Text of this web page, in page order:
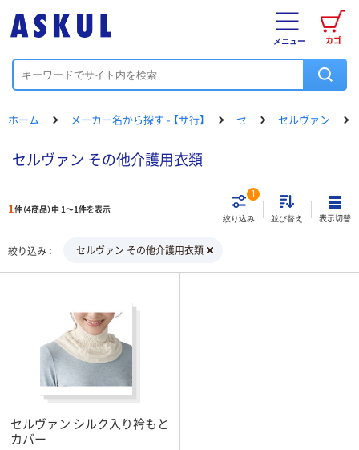
カゴ
メニュー
ホーム メーカー名から探す - 【サ行】 セ セルヴァン
セルヴァン その他介護用衣類
1件（4商品）中 1～1件を表示
絞り込み
1
並び替え 表示切替
絞り込み セルヴァン その他介護用衣類
セルヴァン シルク入り衿もと
カバー